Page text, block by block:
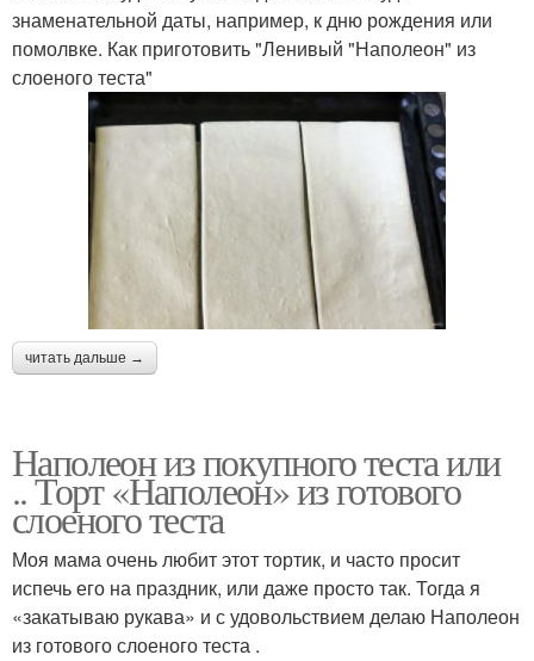
знаменательной даты, например, к дню рождения или
помолвке. Как приготовить "Ленивый "Наполеон" из
слоеного теста"
читать дальше →
Наполеон из покупного теста или
.. Торт «Наполеон» из готового
слоеного теста
Моя мама очень любит этот тортик, и часто просит
испечь его на праздник, или даже просто так. Тогда я
«закатываю рукава» и с удовольствием делаю Наполеон
из готового слоеного теста .